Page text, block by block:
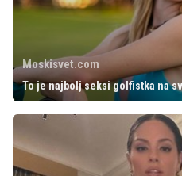
Moskisvet.com
To je najbolj seksi golfistka na